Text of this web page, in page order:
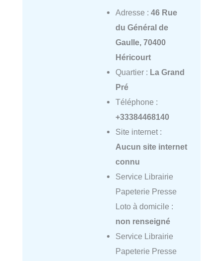
Adresse : 46 Rue
du Général de
Gaulle, 70400
Héricourt
Quartier : La Grand
Pré
Téléphone :
+33384468140
Site internet :
Aucun site internet
connu
Service Librairie
Papeterie Presse
Loto à domicile :
non renseigné
Service Librairie
Papeterie Presse